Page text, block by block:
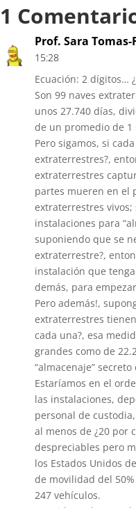
1
Prof. Sara
15:28
Ecuación: 2 dígitos…
Son 99 naves
unos 27.740 días,
de un promedio de 1
Pero sigamos, si
extraterrestres?,
extraterrestres
partes mueren en el
extraterrestres
instalaciones para
suponiendo que se
extraterrestre?,
instalación que
demás, para
Pero además!,
extraterrestres
cada una?, esa
grandes como de
“almacenaje”
Estaríamos en el
las instalaciones,
personal de
al menos de ¿20 por
despreciables pero
los Estados Unidos
de movilidad del
247 vehículos.